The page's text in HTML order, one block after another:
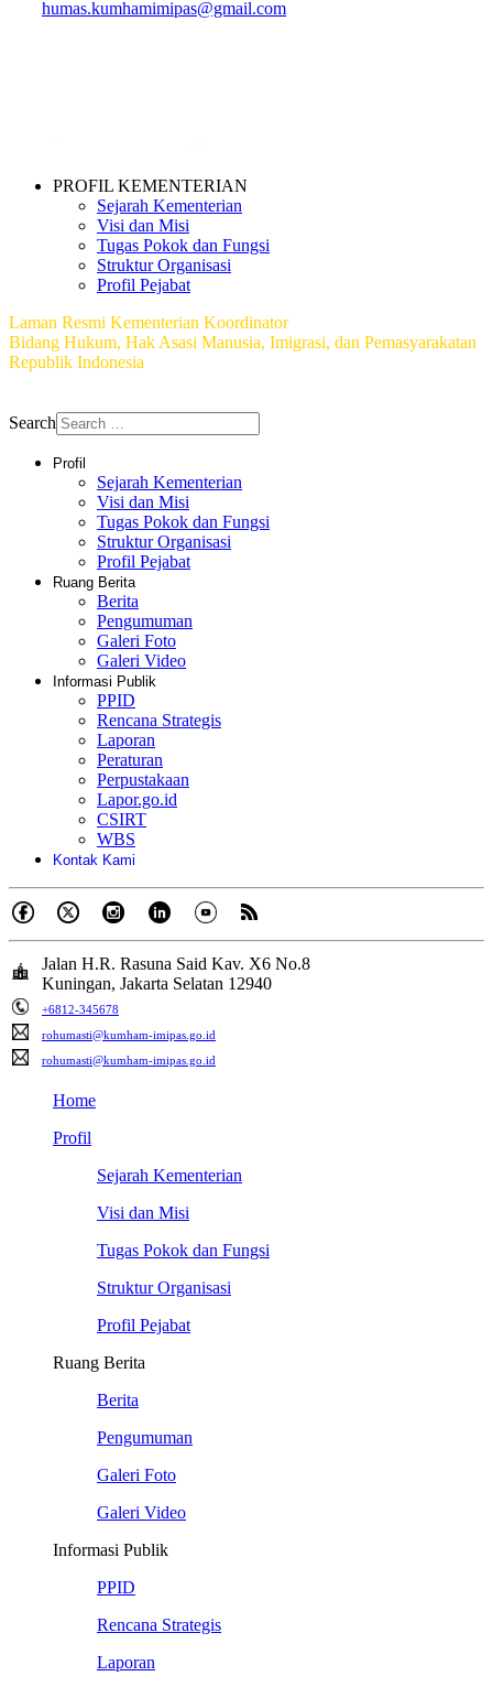
humas.kumhamimipas@gmail.com
PROFIL KEMENTERIAN
Sejarah Kementerian
Visi dan Misi
Tugas Pokok dan Fungsi
Struktur Organisasi
Profil Pejabat
Laman Resmi Kementerian Koordinator
Bidang Hukum, Hak Asasi Manusia, Imigrasi, dan Pemasyarakatan
Republik Indonesia
Search
Profil
Sejarah Kementerian
Visi dan Misi
Tugas Pokok dan Fungsi
Struktur Organisasi
Profil Pejabat
Ruang Berita
Berita
Pengumuman
Galeri Foto
Galeri Video
Informasi Publik
PPID
Rencana Strategis
Laporan
Peraturan
Perpustakaan
Lapor.go.id
CSIRT
WBS
Kontak Kami
Jalan H.R. Rasuna Said Kav. X6 No.8
Kuningan, Jakarta Selatan 12940
+6812-345678
rohumasti@kumham-imipas.go.id
rohumasti@kumham-imipas.go.id
Home
Profil
Sejarah Kementerian
Visi dan Misi
Tugas Pokok dan Fungsi
Struktur Organisasi
Profil Pejabat
Ruang Berita
Berita
Pengumuman
Galeri Foto
Galeri Video
Informasi Publik
PPID
Rencana Strategis
Laporan